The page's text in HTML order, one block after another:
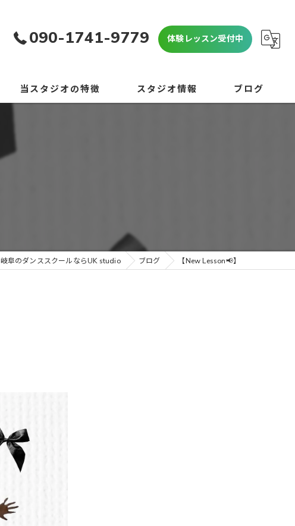
090-1741-9779 体験レッスン受付中
当スタジオの特徴
初心者
スタジオ情報 ブログ
岐阜のダンススクールならUK studio ブログ 【New Lesson📢】